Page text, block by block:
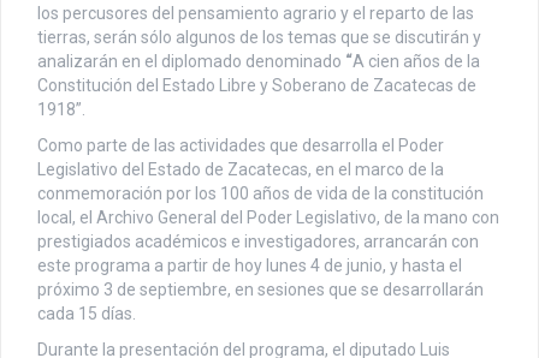
los percusores del pensamiento agrario y el reparto de las
tierras, serán sólo algunos de los temas que se discutirán y
analizarán en el diplomado denominado “A cien años de la
Constitución del Estado Libre y Soberano de Zacatecas de
1918”.
Como parte de las actividades que desarrolla el Poder
Legislativo del Estado de Zacatecas, en el marco de la
conmemoración por los 100 años de vida de la constitución
local, el Archivo General del Poder Legislativo, de la mano con
prestigiados académicos e investigadores, arrancarán con
este programa a partir de hoy lunes 4 de junio, y hasta el
próximo 3 de septiembre, en sesiones que se desarrollarán
cada 15 días.
Durante la presentación del programa, el diputado Luis